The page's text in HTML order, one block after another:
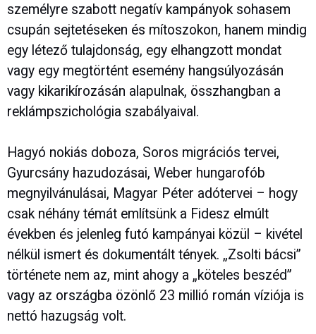
személyre szabott negatív kampányok sohasem
csupán sejtetéseken és mítoszokon, hanem mindig
egy létező tulajdonság, egy elhangzott mondat
vagy egy megtörtént esemény hangsúlyozásán
vagy kikarikírozásán alapulnak, összhangban a
reklámpszichológia szabályaival.
Hagyó nokiás doboza, Soros migrációs tervei,
Gyurcsány hazudozásai, Weber hungarofób
megnyilvánulásai, Magyar Péter adótervei – hogy
csak néhány témát említsünk a Fidesz elmúlt
években és jelenleg futó kampányai közül – kivétel
nélkül ismert és dokumentált tények. „Zsolti bácsi”
története nem az, mint ahogy a „köteles beszéd”
vagy az országba özönlő 23 millió román víziója is
nettó hazugság volt.